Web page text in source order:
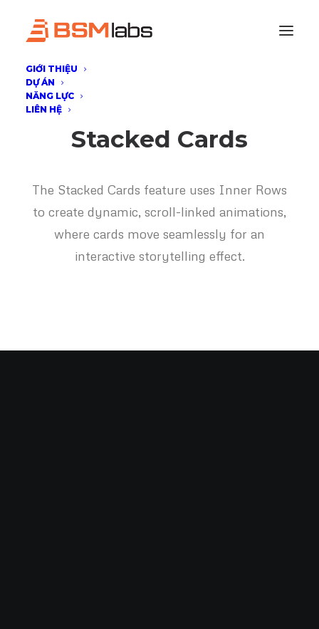
GIỚI THIỆU
DỰ ÁN
NĂNG LỰC
LIÊN HỆ
Stacked Cards
The Stacked Cards feature uses Inner Rows
to create dynamic, scroll-linked animations,
where cards move seamlessly for an
interactive storytelling effect.